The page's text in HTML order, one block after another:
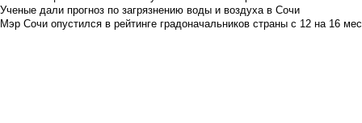
Ученые дали прогноз по загрязнению воды и воздуха в Сочи
Мэр Сочи опустился в рейтинге градоначальников страны с 12 на 16